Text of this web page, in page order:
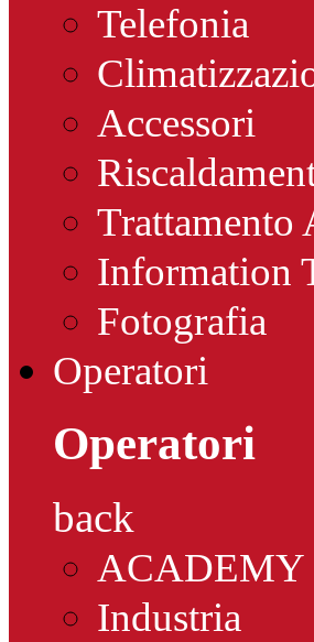
Telefonia
Accessori
Trattamento
Information
Fotografia
Operatori
Operatori
back
ACADEMY
Industria